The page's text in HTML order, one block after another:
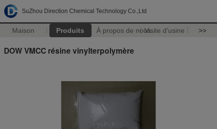
SuZhou Direction Chemical Technology Co.,Ltd
Maison Produits À propos de nousVisite d'usine >>
DOW VMCC résine vinylterpolymère